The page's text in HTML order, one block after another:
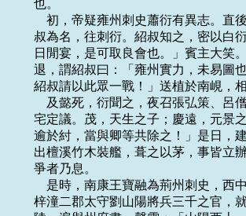
也。
初，帝疑雍州刺史蕭衍有異志。
叔為名，往刺衍。紹叔知之，密以白
日閒宴，是可取良會也。」賓主大笑
退，謂紹叔曰：「雍州實力，未易圖
紹叔請以此眾一戰！」送植於南峴，
及懿死，衍聞之，夜召張弘策、
宅定議。茂，天生之子；慶遠，元景
逾於紂，當與卿等共除之！」是日，
出檀溪竹木裝艦，葺之以茅，事皆立
爭者乃息。
是時，南康王寶融為荊州刺史，
梓潼二郡太守劉山陽將兵三千之官，